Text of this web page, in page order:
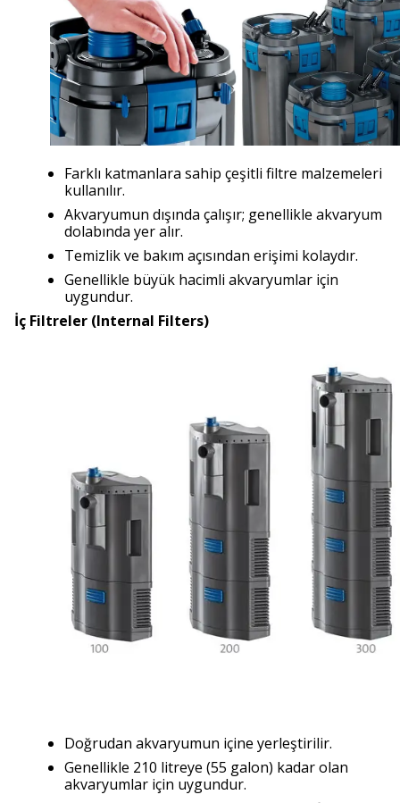
Farklı katmanlara sahip çeşitli filtre malzemeleri
kullanılır.
Akvaryumun dışında çalışır; genellikle akvaryum
dolabında yer alır.
Temizlik ve bakım açısından erişimi kolaydır.
Genellikle büyük hacimli akvaryumlar için
uygundur.
İç Filtreler (Internal Filters)
Doğrudan akvaryumun içine yerleştirilir.
Genellikle 210 litreye (55 galon) kadar olan
akvaryumlar için uygundur.